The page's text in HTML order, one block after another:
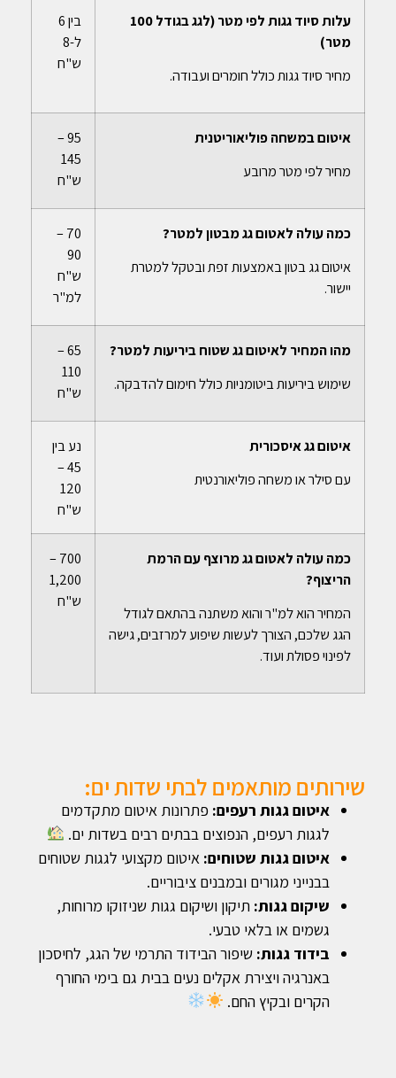
עלות סיוד גגות לפי מטר (לגג בגודל 100
מטר)
מחיר סיוד גגות כולל חומרים ועבודה.
בין 6
ל-8
ש"ח
איטום במשחה פוליאוריטנית
מחיר לפי מטר מרובע
95 –
145
ש"ח
כמה עולה לאטום גג מבטון למטר?
איטום גג בטון באמצעות זפת ובטקל למטרת
יישור.
70 –
90
ש"ח
למ"ר
מהו המחיר לאיטום גג שטוח ביריעות למטר?
שימוש ביריעות ביטומניות כולל חימום להדבקה.
65 –
110
ש"ח
איטום גג איסכורית
עם סילר או משחה פוליאורנטית
נע בין
45 –
120
ש"ח
כמה עולה לאטום גג מרוצף עם הרמת
הריצוף?
המחיר הוא למ"ר והוא משתנה בהתאם לגודל
הגג שלכם, הצורך לעשות שיפוע למרזבים, גישה
לפינוי פסולת ועוד.
700 –
1,200
ש"ח
שירותים מותאמים לבתי שדות ים:
איטום גגות רעפים: פתרונות איטום מתקדמים
לגגות רעפים, הנפוצים בבתים רבים בשדות ים.
איטום גגות שטוחים: איטום מקצועי לגגות שטוחים
בבנייני מגורים ובמבנים ציבוריים.
שיקום גגות: תיקון ושיקום גגות שניזוקו מרוחות,
גשמים או בלאי טבעי.
בידוד גגות: שיפור הבידוד התרמי של הגג, לחיסכון
באנרגיה ויצירת אקלים נעים בבית גם בימי החורף
הקרים ובקיץ החם.